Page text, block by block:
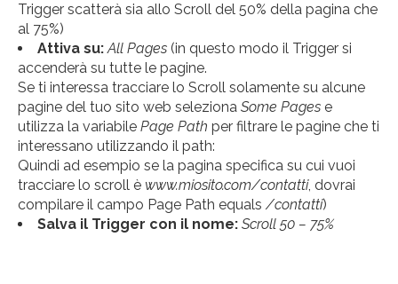
Trigger scatterà sia allo Scroll del 50% della pagina che
al 75%)
Attiva su:All Pages (in questo modo il Trigger si
accenderà su tutte le pagine.
Se ti interessa tracciare lo Scroll solamente su alcune
pagine del tuo sito web seleziona Some Pages e
utilizza la variabile Page Path per filtrare le pagine che ti
interessano utilizzando il path:
Quindi ad esempio se la pagina specifica su cui vuoi
tracciare lo scroll è www.miosito.com/contatti, dovrai
compilare il campo Page Path equals /contatti)
Salva il Trigger con il nome: Scroll 50 – 75%